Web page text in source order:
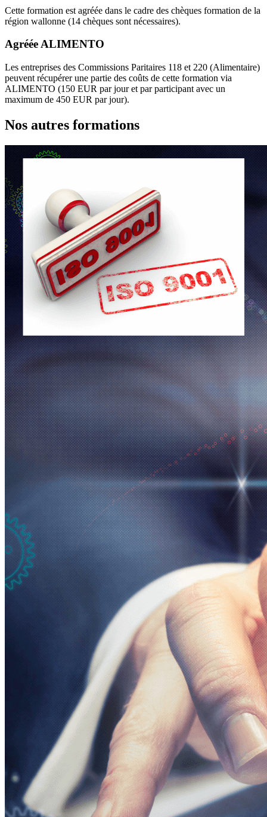
Cette formation est agréée dans le cadre des chèques formation de la
région wallonne (14 chèques sont nécessaires).
Agréée ALIMENTO
Les entreprises des Commissions Paritaires 118 et 220 (Alimentaire)
peuvent récupérer une partie des coûts de cette formation via
ALIMENTO (150 EUR par jour et par participant avec un
maximum de 450 EUR par jour).
Nos autres formations